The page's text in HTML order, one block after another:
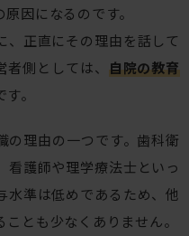
因になるのです。
、正直にその理由を話して
側としては、 自院の教育
。
の理由の一つです。歯科衛
看護師や理学療法士といっ
水準は低めであるため、他
とも少なくありません。